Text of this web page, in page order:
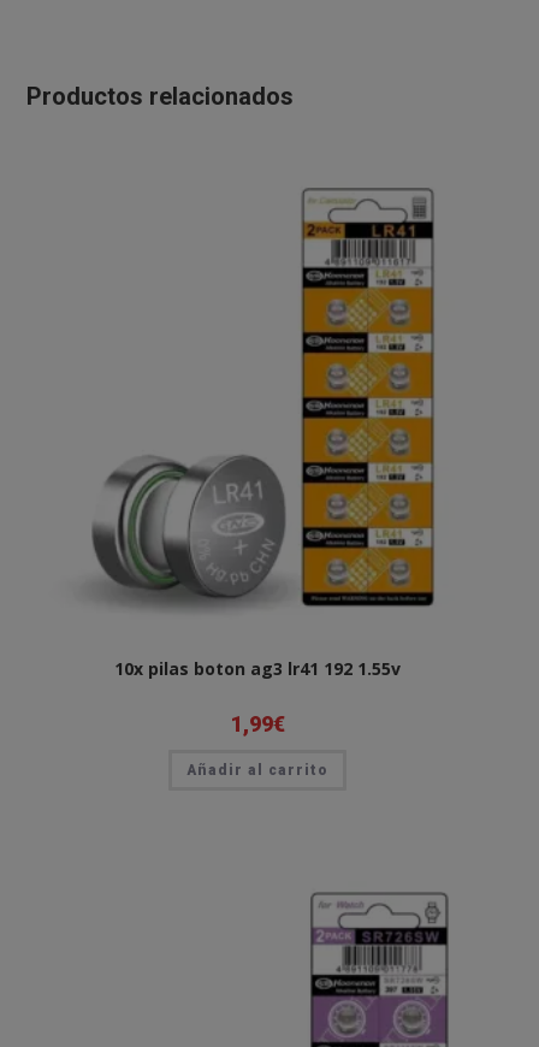
Productos relacionados
10x pilas boton ag3 lr41 192 1.55v
1,99€
Añadir al carrito